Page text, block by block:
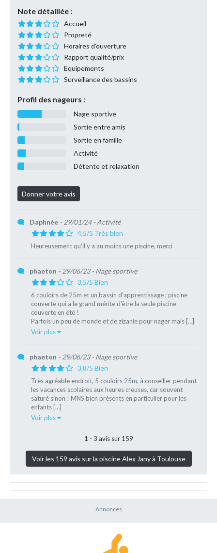
Note détaillée :
Accueil
Propreté
Horaires d'ouverture
Rapport qualité/prix
Equipements
Surveillance des bassins
Profil des nageurs :
Nage sportive
Sortie entre amis
Sortie en famille
Activité
Détente et relaxation
Daphnée - 29/01/24- Activité
4,5/5 Très bien
Heureusement qu'il y a au moins une piscine, merci
phaeton - 29/06/23- Nage sportive
3,5/5 Bien
6 couloirs de 25m et un bassin d'apprentissage ; piscine
couverte qui a le grand mérite d'être la seule piscine
couverte en été !
Parfois un peu de monde et de zizanie pour nager mais […]
Voir plus
phaeton - 29/06/23- Nage sportive
3,8/5 Bien
Très agréable endroit, 5 couloirs 25m, à conseiller pendant
les vacances scolaires aux heures creuses, car souvent
saturé sinon ! MNS bien présents en particulier pour les
enfants […]
Voir plus
1 - 3 avis sur 159
Voir les 159 avis sur la piscine Alex Jany à Toulouse